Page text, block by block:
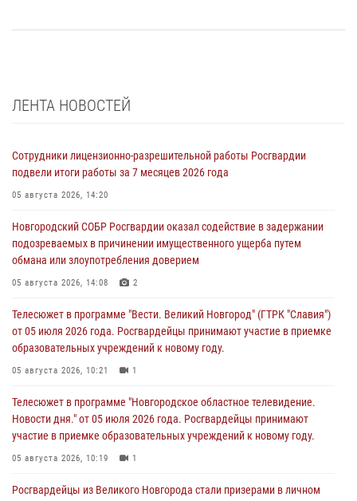
ЛЕНТА НОВОСТЕЙ
Сотрудники лицензионно-разрешительной работы Росгвардии
подвели итоги работы за 7 месяцев 2026 года
05 августа 2026, 14:20
Новгородский СОБР Росгвардии оказал содействие в задержании
подозреваемых в причинении имущественного ущерба путем
обмана или злоупотребления доверием
05 августа 2026, 14:08 2
Телесюжет в программе "Вести. Великий Новгород" (ГТРК "Славия")
от 05 июля 2026 года. Росгвардейцы принимают участие в приемке
образовательных учреждений к новому году.
05 августа 2026, 10:21 1
Телесюжет в программе "Новгородское областное телевидение.
Новости дня." от 05 июля 2026 года. Росгвардейцы принимают
участие в приемке образовательных учреждений к новому году.
05 августа 2026, 10:19 1
Росгвардейцы из Великого Новгорода стали призерами в личном